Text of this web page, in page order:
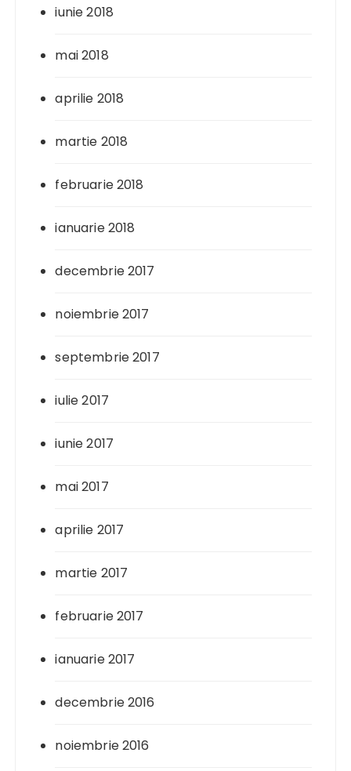
iunie 2018
mai 2018
aprilie 2018
martie 2018
februarie 2018
ianuarie 2018
decembrie 2017
noiembrie 2017
septembrie 2017
iulie 2017
iunie 2017
mai 2017
aprilie 2017
martie 2017
februarie 2017
ianuarie 2017
decembrie 2016
noiembrie 2016